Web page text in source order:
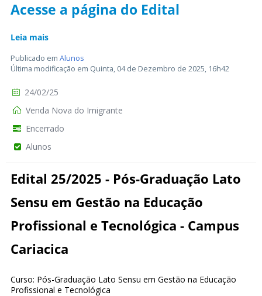
Acesse a página do Edital
Leia mais
Publicado em Alunos
Última modificação em Quinta, 04 de Dezembro de 2025, 16h42
24/02/25
Venda Nova do Imigrante
Encerrado
Alunos
Edital 25/2025 - Pós-Graduação Lato
Sensu em Gestão na Educação
Profissional e Tecnológica - Campus
Cariacica
Curso: Pós-Graduação Lato Sensu em Gestão na Educação
Profissional e Tecnológica